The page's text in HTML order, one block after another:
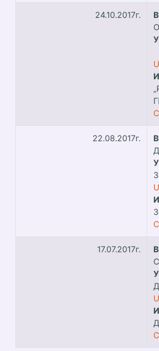
24.10.2017г.
22.08.2017г.
17.07.2017г.